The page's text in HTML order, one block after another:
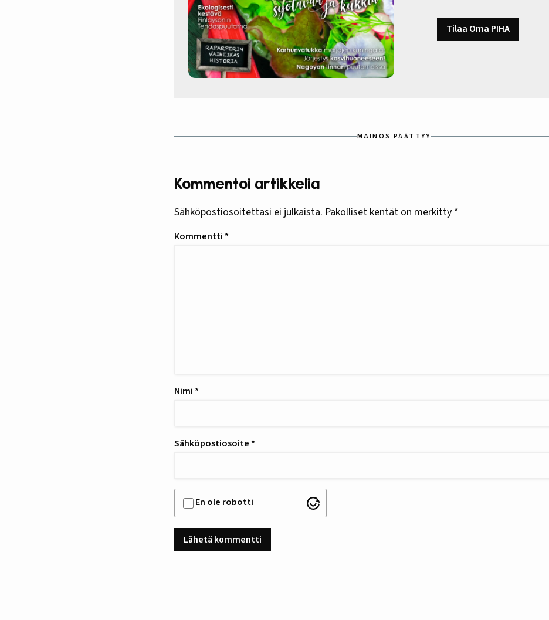
Tilaa Oma PIHA
MAINOS PÄÄTTYY
Kommentoi artikkelia
Sähköpostiosoitettasi ei julkaista. Pakolliset kentät on merkitty *
Kommentti *
Nimi *
Sähköpostiosoite *
En ole robotti